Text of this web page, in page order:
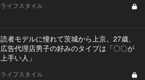
ライフスタイル
読者モデルに憧れて茨城から上京。27歳、
広告代理店男子の好みのタイプは「〇〇が
上手い人」
ライフスタイル